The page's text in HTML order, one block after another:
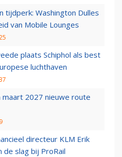
tijdperk: Washington Dulles
van Mobile Lounges
plaats Schiphol als best
luchthaven
maart 2027 nieuwe route
directeur KLM Erik
de slag bij ProRail